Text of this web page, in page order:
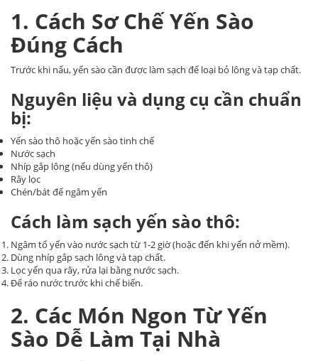
1. Cách Sơ Chế Yến Sào
Đúng Cách
Trước khi nấu, yến sào cần được làm sạch để loại bỏ lông và tạp chất.
Nguyên liệu và dụng cụ cần chuẩn
bị:
Yến sào thô hoặc yến sào tinh chế
Nước sạch
Nhíp gắp lông (nếu dùng yến thô)
Rây lọc
Chén/bát để ngâm yến
Cách làm sạch yến sào thô:
Ngâm tổ yến vào nước sạch từ 1-2 giờ (hoặc đến khi yến nở mềm).
Dùng nhíp gắp sạch lông và tạp chất.
Lọc yến qua rây, rửa lại bằng nước sạch.
Để ráo nước trước khi chế biến.
2. Các Món Ngon Từ Yến
Sào Dễ Làm Tại Nhà